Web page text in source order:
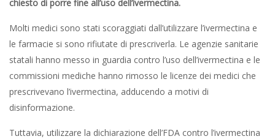
chiesto di porre fine all’uso dell’ivermectina.
Molti medici sono stati scoraggiati dall’utilizzare l’ivermectina e
le farmacie si sono rifiutate di prescriverla. Le agenzie sanitarie
statali hanno messo in guardia contro l’uso dell’ivermectina e le
commissioni mediche hanno rimosso le licenze dei medici che
prescrivevano l’ivermectina, adducendo a motivi di
disinformazione.
Tuttavia, utilizzare la dichiarazione dell’FDA contro l’ivermectina